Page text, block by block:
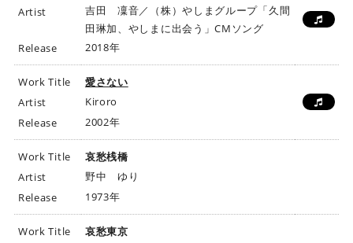
Artist
吉田 凜音／（株）やしまグループ「久間
田琳加、やしまに出会う」CMソング
Release
2018年
Work Title
愛さない
Artist
Kiroro
Release
2002年
Work Title
哀愁桟橋
Artist
野中 ゆり
Release
1973年
Work Title
哀愁東京